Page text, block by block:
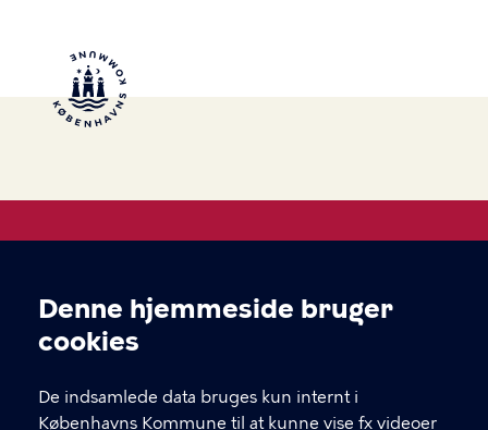
Cookieindstillinger
Denne hjemmeside bruger
cookies
De indsamlede data bruges kun internt i
Københavns Kommune til at kunne vise fx videoer
Hvis du skal i kontakt med leverandøren af et tilbud,
selve forløbet.